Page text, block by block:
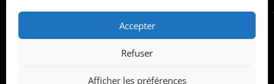
Accepter
Refuser
Afficher les préférences
nage
Saunas et
17000 La Rochelle
05 46 29 00 28
06 42 01 35 46